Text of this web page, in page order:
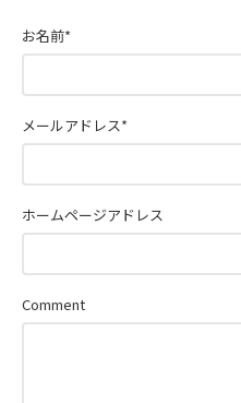
Comment
お名前*
メールアドレス*
ホームページアドレス